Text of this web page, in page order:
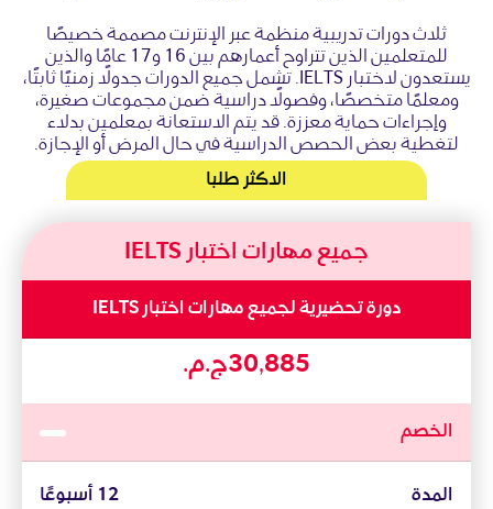
ثلاث دورات تدريبية منظمة عبر الإنترنت مصممة خصيصًا
للمتعلمين الذين تتراوح أعمارهم بين 16 و17 عامًا والذين
يستعدون لاختبار IELTS. تشمل جميع الدورات جدولًا زمنيًا ثابتًا،
ومعلمًا متخصصًا، وفصولًا دراسية ضمن مجموعات صغيرة،
وإجراءات حماية معززة. قد يتم الاستعانة بمعلمين بدلاء
لتغطية بعض الحصص الدراسية في حال المرض أو الإجازة.
جميع مهارات اختبار IELTS
الاكثر طلبا
دورة تحضيرية لجميع مهارات اختبار IELTS
الخصم
المدة 12 أسبوعًا